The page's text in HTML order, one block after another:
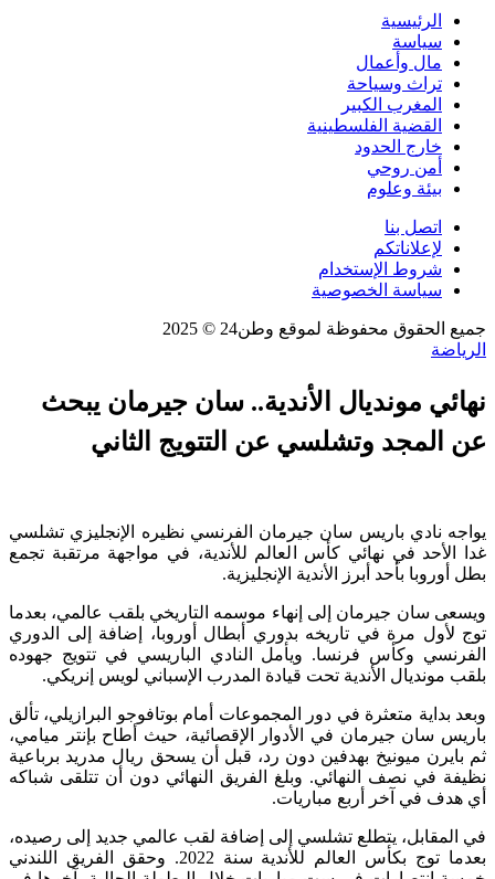
الرئيسية
سياسة
مال وأعمال
تراث وسياحة
المغرب الكبير
القضية الفلسطينية
خارج الحدود
أمن روحي
بيئة وعلوم
اتصل بنا
لإعلاناتكم
شروط الإستخدام
سياسة الخصوصية
جميع الحقوق محفوظة لموقع وطن24 © 2025
الرياضة
نهائي مونديال الأندية.. سان جيرمان يبحث
عن المجد وتشلسي عن التتويج الثاني
يواجه نادي باريس سان جيرمان الفرنسي نظيره الإنجليزي تشلسي
غدا الأحد في نهائي كأس العالم للأندية، في مواجهة مرتقبة تجمع
بطل أوروبا بأحد أبرز الأندية الإنجليزية.
ويسعى سان جيرمان إلى إنهاء موسمه التاريخي بلقب عالمي، بعدما
توج لأول مرة في تاريخه بدوري أبطال أوروبا، إضافة إلى الدوري
الفرنسي وكأس فرنسا. ويأمل النادي الباريسي في تتويج جهوده
بلقب مونديال الأندية تحت قيادة المدرب الإسباني لويس إنريكي.
وبعد بداية متعثرة في دور المجموعات أمام بوتافوجو البرازيلي، تألق
باريس سان جيرمان في الأدوار الإقصائية، حيث أطاح بإنتر ميامي،
ثم بايرن ميونيخ بهدفين دون رد، قبل أن يسحق ريال مدريد برباعية
نظيفة في نصف النهائي. وبلغ الفريق النهائي دون أن تتلقى شباكه
أي هدف في آخر أربع مباريات.
في المقابل، يتطلع تشلسي إلى إضافة لقب عالمي جديد إلى رصيده،
بعدما توج بكأس العالم للأندية سنة 2022. وحقق الفريق اللندني